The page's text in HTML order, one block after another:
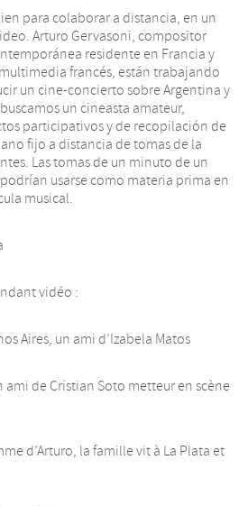
para colaborar a distancia, en un
Arturo Gervasoni, compositor
residente en Francia y
francés, están trabajando
un cine-concierto sobre Argentina y
un cineasta amateur,
participativos y de recopilación de
fijo a distancia de tomas de la
Las tomas de un minuto de un
usarse como materia prima en
musical.
vidéo :
Aires, un ami d’Izabela Matos
ami de Cristian Soto metteur en scène
d’Arturo, la famille vit à La Plata et